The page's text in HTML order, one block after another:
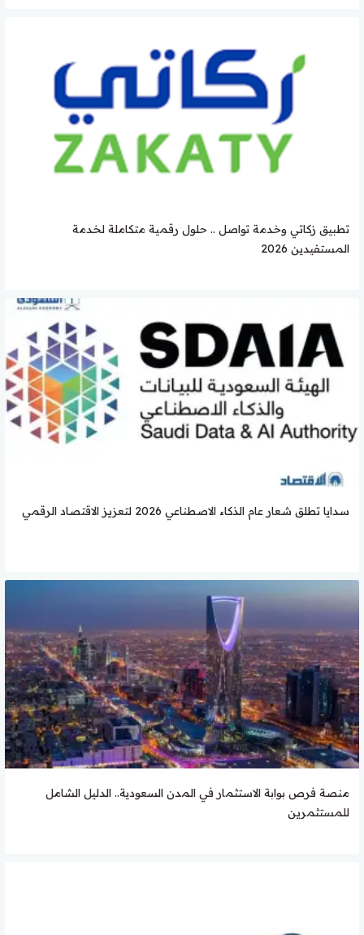
تطبيق زكاتي وخدمة تواصل .. حلول رقمية متكاملة لخدمة
المستفيدين 2026
سدايا تطلق شعار عام الذكاء الاصطناعي 2026 لتعزيز الاقتصاد الرقمي
منصة فرص بوابة الاستثمار في المدن السعودية.. الدليل الشامل
للمستثمرين